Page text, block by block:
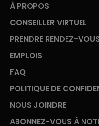
À PROPOS
CONSEILLER VIRTUEL
PRENDRE RENDEZ-VOUS
EMPLOIS
FAQ
POLITIQUE DE
NOUS JOINDRE
ABONNEZ-VOUS À